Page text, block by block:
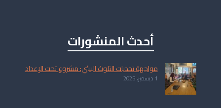
أحدث المنشورات
مواجهة تحديات التلوث البيئي: مشروع تحت الإعداد
1 ديسمبر، 2025